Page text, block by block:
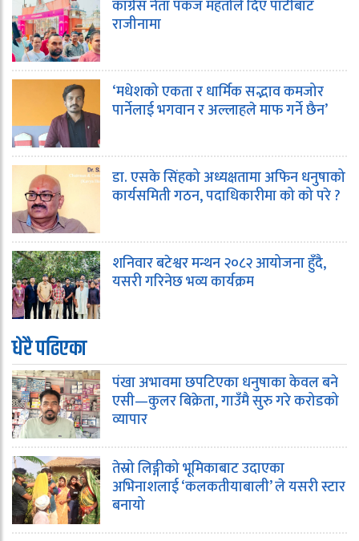
कांग्रेस नेता पंकज महतोले दिए पार्टीबाट
राजीनामा
‘मधेशको एकता र धार्मिक सद्भाव कमजोर
पार्नेलाई भगवान र अल्लाहले माफ गर्ने छैन’
डा. एसके सिंहको अध्यक्षतामा अफिन धनुषाको
कार्यसमिती गठन, पदाधिकारीमा को को परे ?
शनिवार बटेश्वर मन्थन २०८२ आयोजना हुँदै,
यसरी गरिनेछ भव्य कार्यक्रम
धेरै पढिएका
पंखा अभावमा छपटिएका धनुषाका केवल बने
एसी—कुलर बिक्रेता, गाउँमै सुरु गरे करोडको
व्यापार
तेस्रो लिङ्गीको भूमिकाबाट उदाएका
अभिनाशलाई ‘कलकतीयाबाली’ ले यसरी स्टार
बनायो